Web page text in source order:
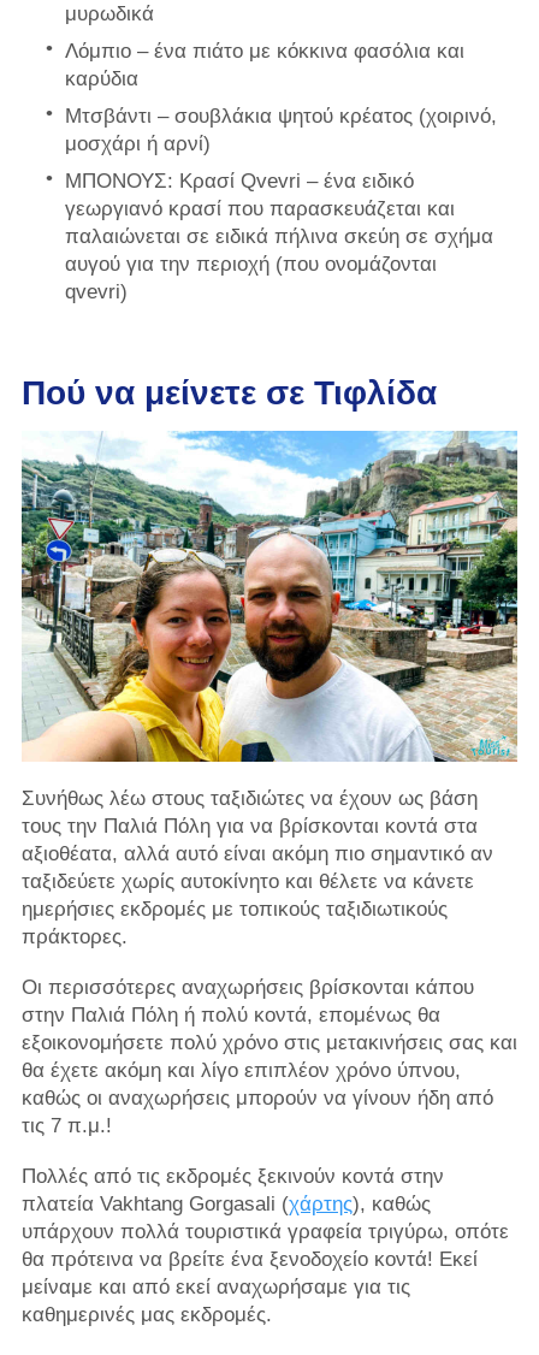
μυρωδικά
Λόμπιο – ένα πιάτο με κόκκινα φασόλια και
καρύδια
Μτσβάντι – σουβλάκια ψητού κρέατος (χοιρινό,
μοσχάρι ή αρνί)
ΜΠΟΝΟΥΣ: Κρασί Qvevri – ένα ειδικό
γεωργιανό κρασί που παρασκευάζεται και
παλαιώνεται σε ειδικά πήλινα σκεύη σε σχήμα
αυγού για την περιοχή (που ονομάζονται
qvevri)
Πού να μείνετε σε Τιφλίδα
Συνήθως λέω στους ταξιδιώτες να έχουν ως βάση
τους την Παλιά Πόλη για να βρίσκονται κοντά στα
αξιοθέατα, αλλά αυτό είναι ακόμη πιο σημαντικό αν
ταξιδεύετε χωρίς αυτοκίνητο και θέλετε να κάνετε
ημερήσιες εκδρομές με τοπικούς ταξιδιωτικούς
πράκτορες.
Οι περισσότερες αναχωρήσεις βρίσκονται κάπου
στην Παλιά Πόλη ή πολύ κοντά, επομένως θα
εξοικονομήσετε πολύ χρόνο στις μετακινήσεις σας και
θα έχετε ακόμη και λίγο επιπλέον χρόνο ύπνου,
καθώς οι αναχωρήσεις μπορούν να γίνουν ήδη από
τις 7 π.μ.!
Πολλές από τις εκδρομές ξεκινούν κοντά στην
πλατεία Vakhtang Gorgasali (χάρτης), καθώς
υπάρχουν πολλά τουριστικά γραφεία τριγύρω, οπότε
θα πρότεινα να βρείτε ένα ξενοδοχείο κοντά! Εκεί
μείναμε και από εκεί αναχωρήσαμε για τις
καθημερινές μας εκδρομές.